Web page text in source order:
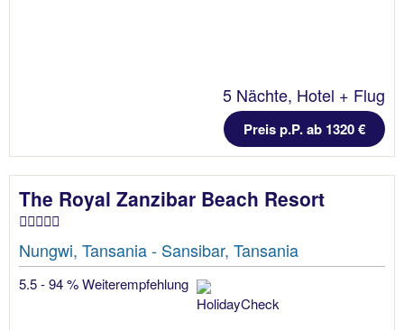
5 Nächte, Hotel + Flug
Preis p.P. ab 1320 €
The Royal Zanzibar Beach Resort
Nungwi, Tansania - Sansibar, Tansania
5.5 - 94 % Weiterempfehlung